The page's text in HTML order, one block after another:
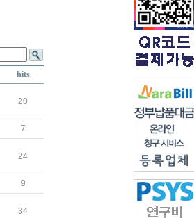
hits
20
7
24
9
34